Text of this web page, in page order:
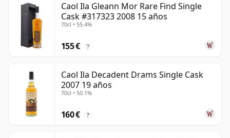
Caol Ila Gleann Mor Rare Find Single
Cask #317323 2008 15 años
70cl • 55.4%
155 € ?
Caol Ila Decadent Drams Single Cask
2007 19 años
70cl • 50.1%
160 € ?